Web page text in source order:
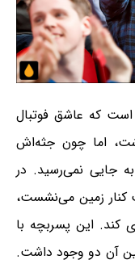
‌است که عاشق فوتبال
اما چون جثه‌اش
جایی نمی‌رسید. در
کنار زمین می‌نشست،
کند. این پسربچه با
آن دو وجود داشت.